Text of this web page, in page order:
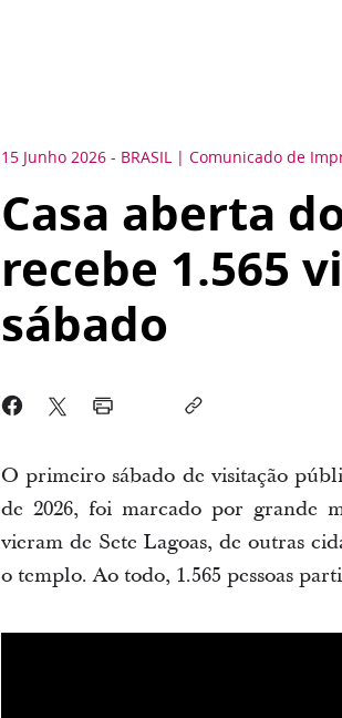
15 Junho 2026 - BRASIL Comunicado de
Casa aberta
recebe 1.565
sábado
O primeiro sábado de visitação
de 2026, foi marcado por grande
vieram de Sete Lagoas, de outras
o templo. Ao todo, 1.565 pessoas